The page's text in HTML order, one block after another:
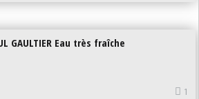
GAULTIER Eau très fraîche
1